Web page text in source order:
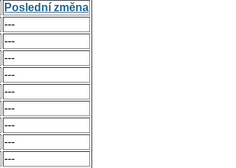
Poslední změna
---
---
---
---
---
---
---
---
---